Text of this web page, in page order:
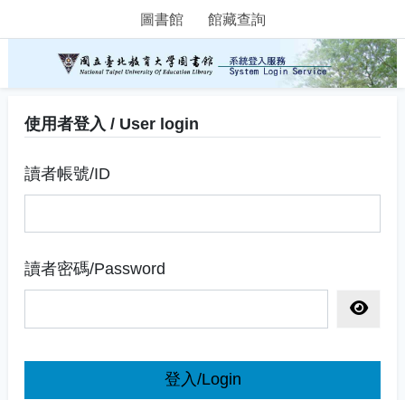
圖書館 館藏查詢
使用者登入 / User login
讀者帳號/ID
讀者密碼/Password
顯示密
登入/Login